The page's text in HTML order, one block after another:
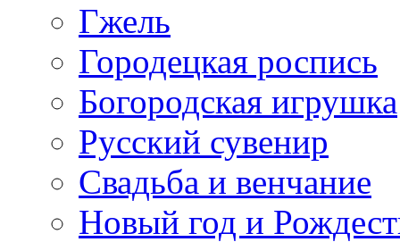
Гжель
Городецкая роспись
Богородская игрушка
Русский сувенир
Свадьба и венчание
Новый год и